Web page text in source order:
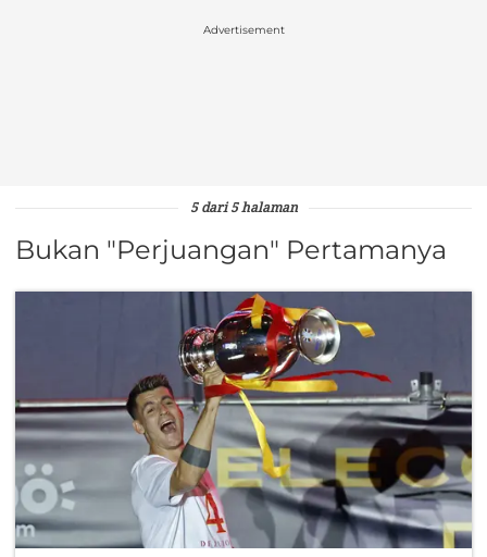
Advertisement
5 dari 5 halaman
Bukan "Perjuangan" Pertamanya